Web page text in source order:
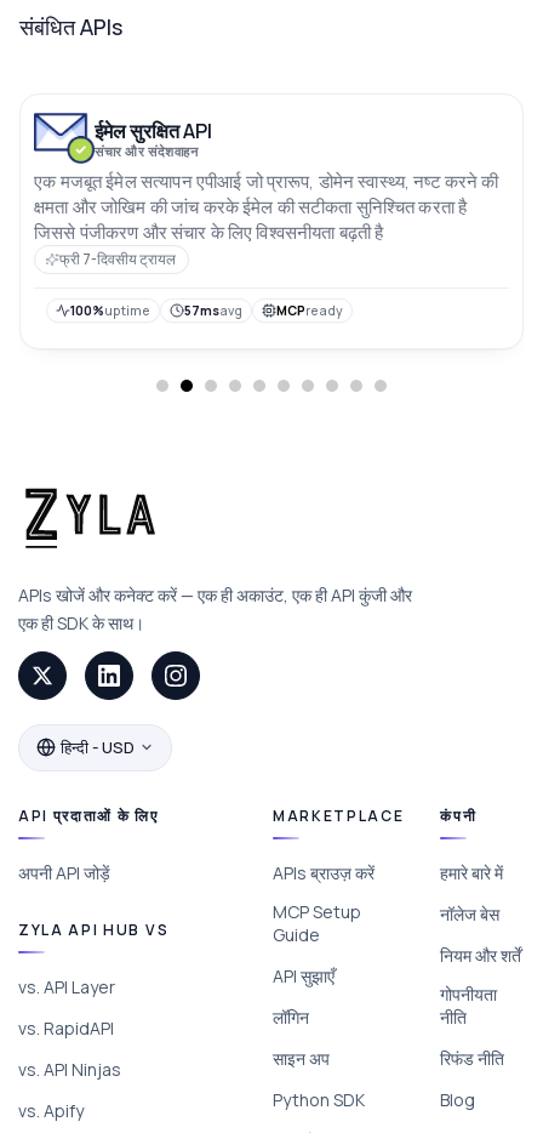
संबंधित APIs
ईमेल सुरक्षित API
संचार और संदेशवाहन
एक मजबूत ईमेल सत्यापन एपीआई जो प्रारूप, डोमेन स्वास्थ्य, नष्ट करने की
क्षमता और जोखिम की जांच करके ईमेल की सटीकता सुनिश्चित करता है
जिससे पंजीकरण और संचार के लिए विश्वसनीयता बढ़ती है
फ्री 7-दिवसीय ट्रायल
100%uptime 57msavg MCPready
APIs खोजें और कनेक्ट करें — एक ही अकाउंट, एक ही API कुंजी और
एक ही SDK के साथ।
हिन्दी - USD
API प्रदाताओं के लिए
अपनी API जोड़ें
ZYLA API HUB VS
vs. API Layer
vs. RapidAPI
vs. API Ninjas
vs. Apify
MARKETPLACE
APIs ब्राउज़ करें
MCP Setup
Guide
API सुझाएँ
लॉगिन
साइन अप
Python SDK
कंपनी
हमारे बारे में
नॉलेज बेस
नियम और शर्तें
गोपनीयता
नीति
रिफंड नीति
Blog